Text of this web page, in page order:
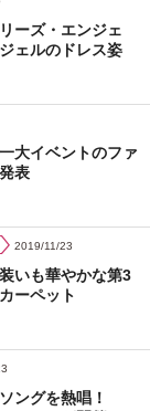
ーズ・エンジェ
ェルのドレス姿
大イベントのファ
表
2019/11/23
いも華やかな第3
ーペット
ングを熱唱！